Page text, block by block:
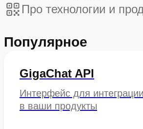
Про технологии и
Популярное
GigaChat API
Интерфейс для
в ваши продукты